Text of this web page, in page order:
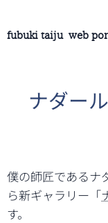
fubuki taiju web
ナダー
僕の師匠であるナ
ら新ギャラリー「
す。